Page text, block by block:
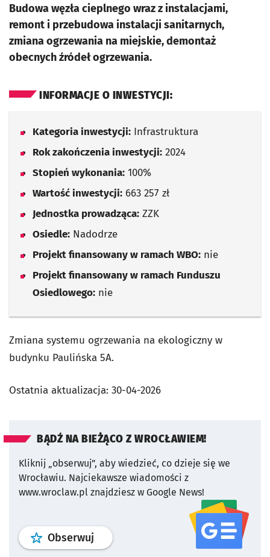
Budowa węzła cieplnego wraz z instalacjami,
remont i przebudowa instalacji sanitarnych,
zmiana ogrzewania na miejskie, demontaż
obecnych źródeł ogrzewania.
INFORMACJE O INWESTYCJI:
Kategoria inwestycji: Infrastruktura
Rok zakończenia inwestycji: 2024
Stopień wykonania: 100%
Wartość inwestycji: 663 257 zł
Jednostka prowadząca: ZZK
Osiedle: Nadodrze
Projekt finansowany w ramach WBO: nie
Projekt finansowany w ramach Funduszu
Osiedlowego: nie
Zmiana systemu ogrzewania na ekologiczny w
budynku Paulińska 5A.
Ostatnia aktualizacja: 30-04-2026
BĄDŹ NA BIEŻĄCO Z WROCŁAWIEM!
Kliknij „obserwuj”, aby wiedzieć, co dzieje się we
Wrocławiu. Najciekawsze wiadomości z
www.wroclaw.pl znajdziesz w Google News!
Obserwuj profil serwisu